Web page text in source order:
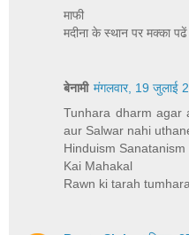
माफी
मदीना के स्थान पर मक्का
बेनामी मंगलवार, 19 जुलाई
Tunhara dharm agar
aur Salwar nahi
Hinduism
Kai Mahakal
Rawn ki tarah